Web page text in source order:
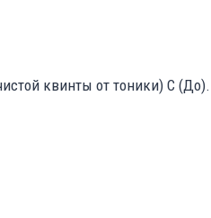
квинты от тоники) C (До).